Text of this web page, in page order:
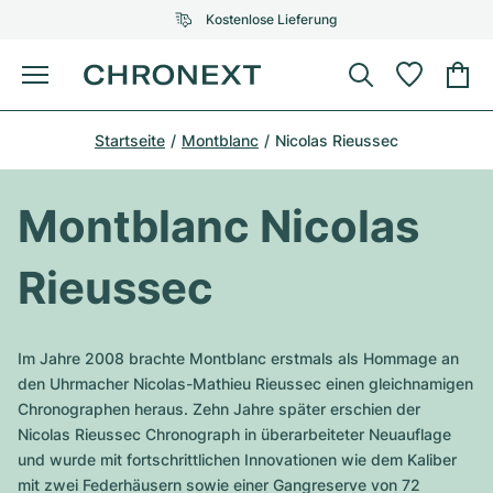
Kostenlose Lieferung
Menü
Uhr kaufen
AUSGEWÄHLTE MARKEN
Top-Modelle
Omega
Alle Omega Modelle
Top-Modelle
Patek Philippe
Alle Patek Philippe Modelle
Top-Modelle
Alle Audemars Piguet Modelle
Cartier
Breitling
Uhr verkaufen
AUSGEWÄHLTE MARKEN
Tiffany
Louis Vuitton
Van Cleef & Arpels
Bvlgari
Neuzugänge
Service
Startseite Montblanc Nicolas Rieussec
Montblanc Nicolas
Rieussec
Im Jahre 2008 brachte Montblanc erstmals als Hommage an
den Uhrmacher Nicolas-Mathieu Rieussec einen gleichnamigen
Chronographen heraus. Zehn Jahre später erschien der
Nicolas Rieussec Chronograph in überarbeiteter Neuauflage
und wurde mit fortschrittlichen Innovationen wie dem Kaliber
mit zwei Federhäusern sowie einer Gangreserve von 72